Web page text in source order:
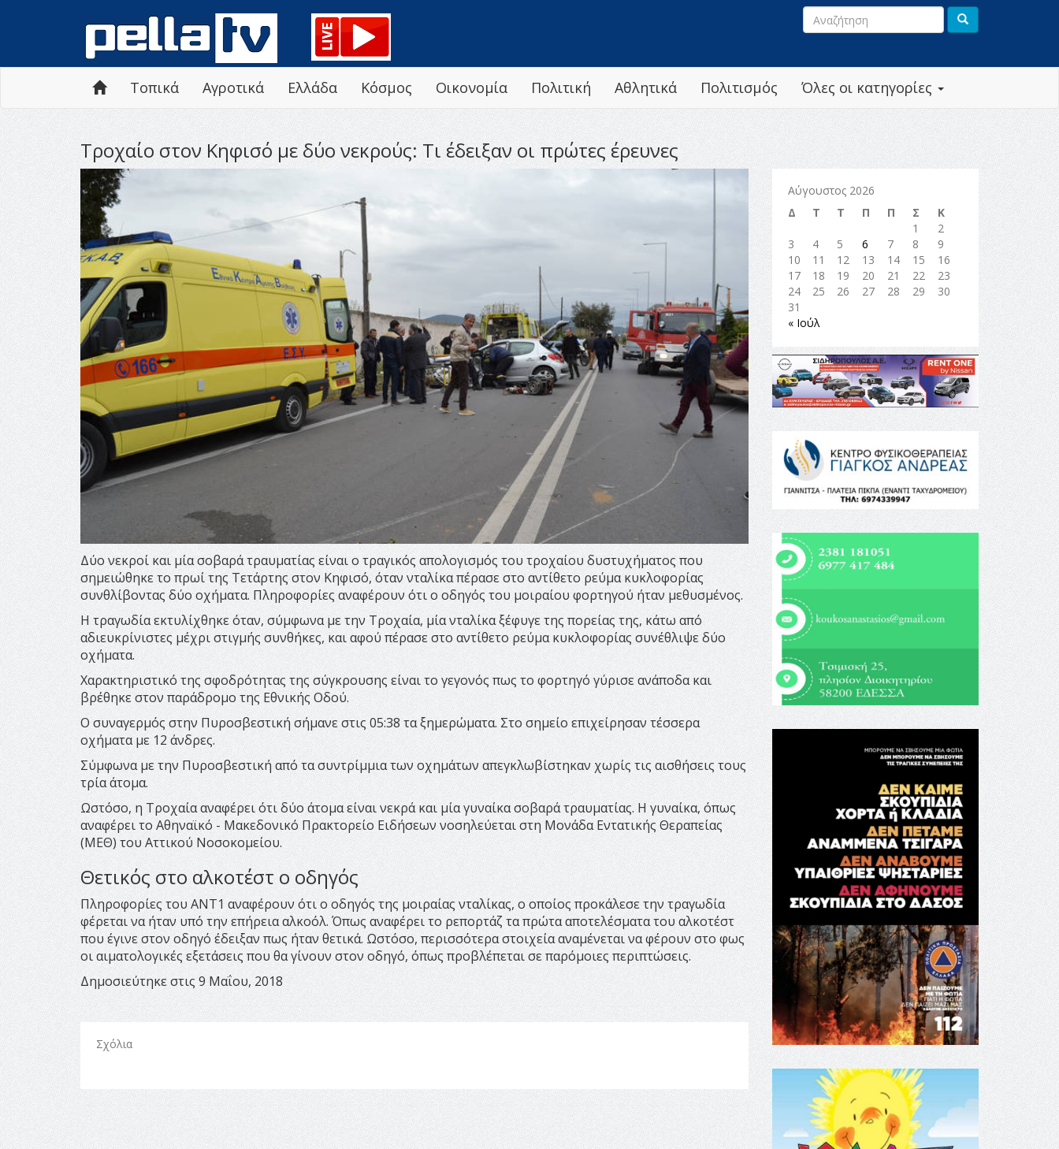
Όλες οι κατηγορίες
Τοπικά Αγροτικά Ελλάδα Κόσμος Οικονομία Πολιτική Αθλητικά Πολιτισμός
Τροχαίο στον Κηφισό με δύο νεκρούς: Τι έδειξαν οι πρώτες έρευνες
Δύο νεκροί και μία σοβαρά τραυματίας είναι ο τραγικός απολογισμός του τροχαίου δυστυχήματος που
σημειώθηκε το πρωί της Τετάρτης στον Κηφισό, όταν νταλίκα πέρασε στο αντίθετο ρεύμα κυκλοφορίας
συνθλίβοντας δύο οχήματα. Πληροφορίες αναφέρουν ότι ο οδηγός του μοιραίου φορτηγού ήταν μεθυσμένος.
Η τραγωδία εκτυλίχθηκε όταν, σύμφωνα με την Τροχαία, μία νταλίκα ξέφυγε της πορείας της, κάτω από
αδιευκρίνιστες μέχρι στιγμής συνθήκες, και αφού πέρασε στο αντίθετο ρεύμα κυκλοφορίας συνέθλιψε δύο
οχήματα.
Χαρακτηριστικό της σφοδρότητας της σύγκρουσης είναι το γεγονός πως το φορτηγό γύρισε ανάποδα και
βρέθηκε στον παράδρομο της Εθνικής Οδού.
Ο συναγερμός στην Πυροσβεστική σήμανε στις 05:38 τα ξημερώματα. Στο σημείο επιχείρησαν τέσσερα
οχήματα με 12 άνδρες.
Σύμφωνα με την Πυροσβεστική από τα συντρίμμια των οχημάτων απεγκλωβίστηκαν χωρίς τις αισθήσεις τους
τρία άτομα.
Ωστόσο, η Τροχαία αναφέρει ότι δύο άτομα είναι νεκρά και μία γυναίκα σοβαρά τραυματίας. Η γυναίκα, όπως
αναφέρει το Αθηναϊκό - Μακεδονικό Πρακτορείο Ειδήσεων νοσηλεύεται στη Μονάδα Εντατικής Θεραπείας
(ΜΕΘ) του Αττικού Νοσοκομείου.
Θετικός στο αλκοτέστ ο οδηγός
Πληροφορίες του ΑΝΤ1 αναφέρουν ότι ο οδηγός της μοιραίας νταλίκας, ο οποίος προκάλεσε την τραγωδία
φέρεται να ήταν υπό την επήρεια αλκοόλ. Όπως αναφέρει το ρεπορτάζ τα πρώτα αποτελέσματα του αλκοτέστ
που έγινε στον οδηγό έδειξαν πως ήταν θετικά. Ωστόσο, περισσότερα στοιχεία αναμένεται να φέρουν στο φως
οι αιματολογικές εξετάσεις που θα γίνουν στον οδηγό, όπως προβλέπεται σε παρόμοιες περιπτώσεις.
Δημοσιεύτηκε στις 9 Μαΐου, 2018
Σχόλια
Αύγουστος 2026
Δ
Τ Τ Π Π Σ
Κ
1
2
3
4 5 6 7 8
9
10
11 12 13 14 15
16
17
18 19 20 21 22
23
24
25 26 27 28 29
30
31
« Ιούλ